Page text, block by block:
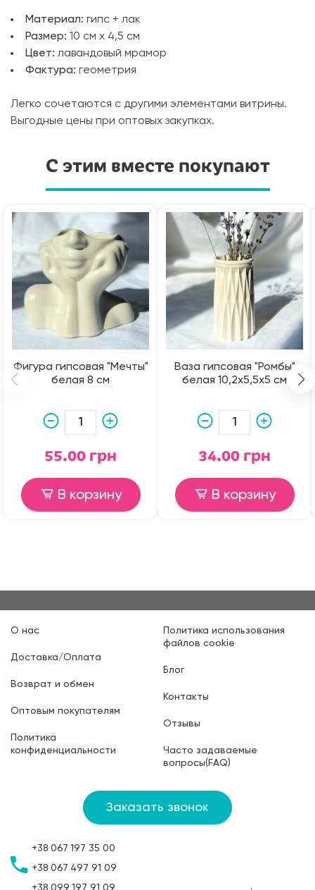
Материал: гипс + лак
Размер: 10 см х 4,5 см
Цвет: лавандовый мрамор
Фактура: геометрия
Легко сочетаются с другими элементами витрины.
Выгодные цены при оптовых закупках.
С этим вместе покупают
Фигура гипсовая "Мечты"
белая 8 см
55.00 грн
В корзину
Ваза гипсовая "Ромбы"
белая 10,2х5,5х5 см
34.00 грн
В корзину
О нас
Доставка/Оплата
Возврат и обмен
Оптовым покупателям
Политика
конфиденциальности
Политика использования
файлов cookie
Блог
Контакты
Отзывы
Часто задаваемые
вопросы(FAQ)
Заказать звонок
+38 067 197 35 00
+38 067 497 91 09
+38 099 197 91 09